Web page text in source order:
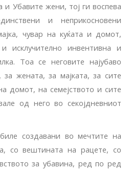
и Убавите жени, тој ги воспева
и неприкоснове­ни
чувар на куќата и домот,
исклучително инвентивна и
Тоа се неговите најубаво
жената, за мајката, за сите
домот, на семејството и сите
од него во секојдневниот
создавани во меч­тите на
со вештината на рацете, со
за уба­вина, ред по ред